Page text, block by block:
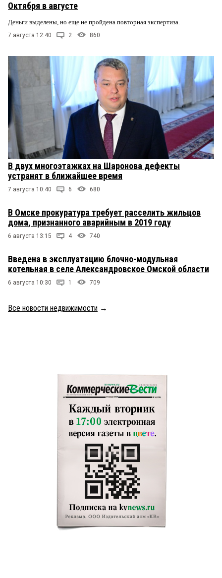
Октября в августе
Деньги выделены, но еще не пройдена повторная экспертиза.
7 августа 12:40 2 860
В двух многоэтажках на Шаронова дефекты
устранят в ближайшее время
7 августа 10:40 6 680
В Омске прокуратура требует расселить жильцов
дома, признанного аварийным в 2019 году
6 августа 13:15 4 740
Введена в эксплуатацию блочно-модульная
котельная в селе Александровское Омской области
6 августа 10:30 1 709
Все новости недвижимости →